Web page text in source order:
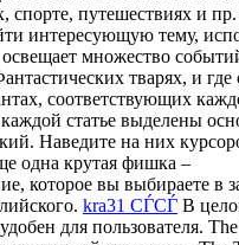
спорте, путешествиях и
интересующую тему,
множество
тварях, и
соответствующих
статье выделены
Наведите на них
одна крутая фишка –
которое вы выбираете в
kra31 СЃСЃ В
для пользователя.